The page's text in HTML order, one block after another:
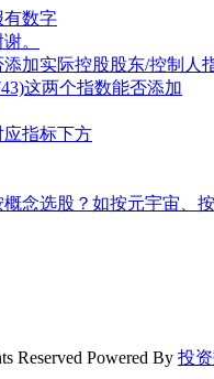
有数字
。
加实际控股股东/控制人
这两个指数能否添加
指标下方
念选股？如按元宇宙、
Reserved Powered By 投